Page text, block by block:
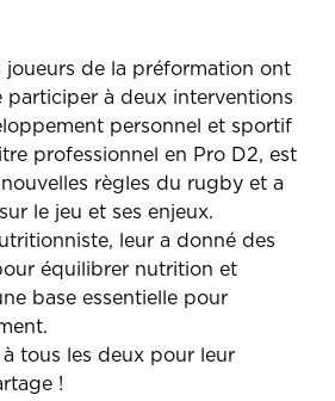
joueurs de la préformation ont
participer à deux interventions
personnel et sportif
professionnel en Pro D2, est
règles du rugby et a
le jeu et ses enjeux.
leur a donné des
équilibrer nutrition et
base essentielle pour
tous les deux pour leur
!